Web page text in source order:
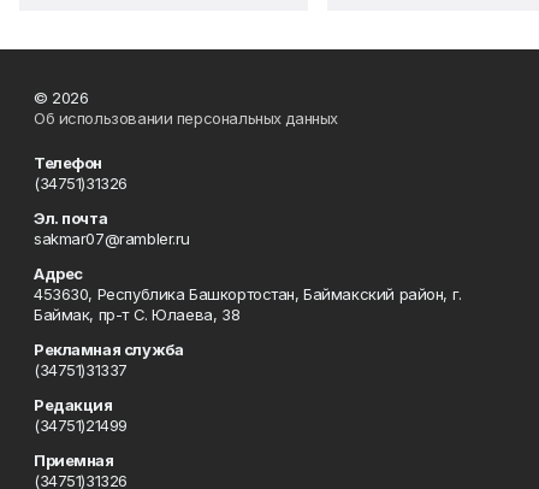
© 2026
Об использовании персональных данных
Телефон
(34751)31326
Эл. почта
sakmar07@rambler.ru
Адрес
453630, Республика Башкортостан, Баймакский район, г.
Баймак, пр-т С. Юлаева, 38
Рекламная служба
(34751)31337
Редакция
(34751)21499
Приемная
(34751)31326